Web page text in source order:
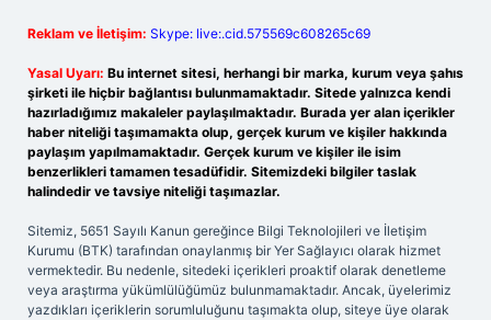
Reklam ve İletişim: Skype: live:.cid.575569c608265c69
Yasal Uyarı: Bu internet sitesi, herhangi bir marka, kurum veya şahıs
şirketi ile hiçbir bağlantısı bulunmamaktadır. Sitede yalnızca kendi
hazırladığımız makaleler paylaşılmaktadır. Burada yer alan içerikler
haber niteliği taşımamakta olup, gerçek kurum ve kişiler hakkında
paylaşım yapılmamaktadır. Gerçek kurum ve kişiler ile isim
benzerlikleri tamamen tesadüfidir. Sitemizdeki bilgiler taslak
halindedir ve tavsiye niteliği taşımazlar.
Sitemiz, 5651 Sayılı Kanun gereğince Bilgi Teknolojileri ve İletişim
Kurumu (BTK) tarafından onaylanmış bir Yer Sağlayıcı olarak hizmet
vermektedir. Bu nedenle, sitedeki içerikleri proaktif olarak denetleme
veya araştırma yükümlülüğümüz bulunmamaktadır. Ancak, üyelerimiz
yazdıkları içeriklerin sorumluluğunu taşımakta olup, siteye üye olarak